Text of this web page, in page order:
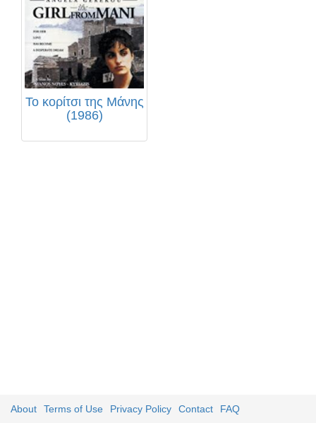
Το κορίτσι της Μάνης
(1986)
About Terms of Use Privacy Policy Contact FAQ